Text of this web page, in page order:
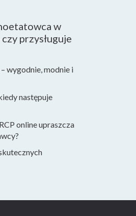
w
przysługuje
wygodnie, modnie i
następuje
online upraszcza